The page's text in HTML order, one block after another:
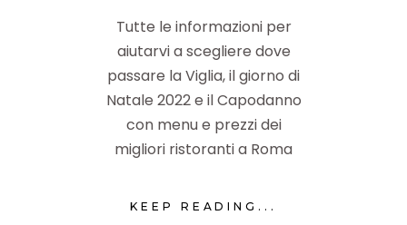
Tutte le informazioni per
aiutarvi a scegliere dove
passare la Viglia, il giorno di
Natale 2022 e il Capodanno
con menu e prezzi dei
migliori ristoranti a Roma
KEEP READING...